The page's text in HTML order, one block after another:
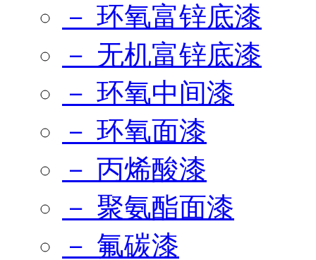
－ 环氧富锌底漆
－ 无机富锌底漆
－ 环氧中间漆
－ 环氧面漆
－ 丙烯酸漆
－ 聚氨酯面漆
－ 氟碳漆